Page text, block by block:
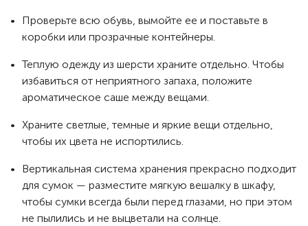
Проверьте всю обувь, вымойте ее и поставьте в
коробки или прозрачные контейнеры.
Теплую одежду из шерсти храните отдельно. Чтобы
избавиться от неприятного запаха, положите
ароматическое саше между вещами.
Храните светлые, темные и яркие вещи отдельно,
чтобы их цвета не испортились.
Вертикальная система хранения прекрасно подходит
для сумок — разместите мягкую вешалку в шкафу,
чтобы сумки всегда были перед глазами, но при этом
не пылились и не выцветали на солнце.